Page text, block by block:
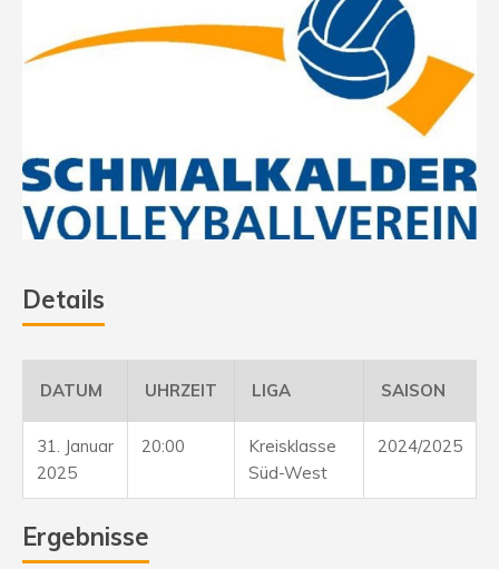
Details
DATUM UHRZEIT LIGA SAISON
31. Januar
2025
20:00
Kreisklasse
Süd-West
2024/2025
Ergebnisse